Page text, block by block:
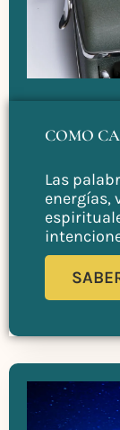
COMO
Las
energías,